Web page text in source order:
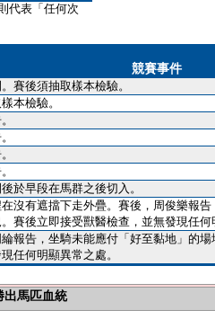
代表「任何次
競賽事件
賽後須抽取樣本檢驗。
本檢驗。
於早段在馬群之後切入。
沒有遮擋下走外疊。賽後，周俊樂報告
賽後立即接受獸醫檢查，並無發現任何
報告，坐騎未能應付「好至黏地」的
任何明顯異常之處。
出馬匹血統